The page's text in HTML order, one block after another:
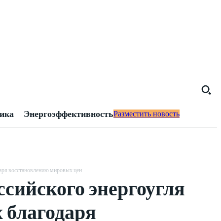
ЭнергоэффективностьРазместить новость
восстановлению мировых цен
энергоугля